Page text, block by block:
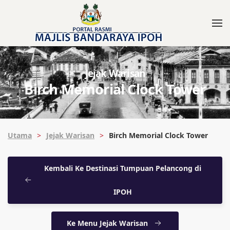
Jejak Warisan
Birch Memorial Clock Tower
Utama Jejak Warisan Birch Memorial Clock Tower
Kembali Ke Destinasi Tumpuan Pelancong di
IPOH
Ke Menu Jejak Warisan